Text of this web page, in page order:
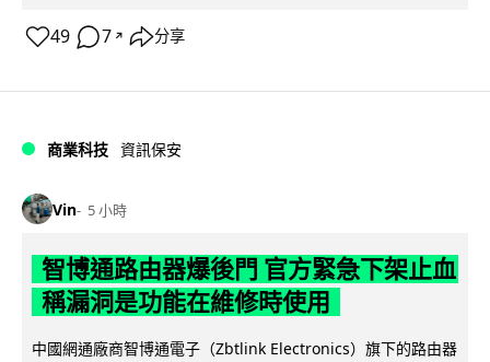
49 7 ↗ 分享
商業科技 資訊保安
Vin 5 小時
智博通路由器爆後門 官方緊急下架止血
稱漏洞是功能在維修時使用
中國網通廠商智博通電子（Zbtlink Electronics）旗下的路由器